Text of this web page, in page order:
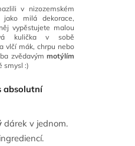
v nizozemském
milá dekorace,
vypěstujete malou
kulička v sobě
vlčí mák, chrpu nebo
zvědavým motýlím
smysl :)
absolutní
dárek v jednom.
ingrediencí.